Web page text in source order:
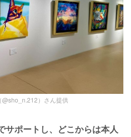
@sho_n.212）さん提供
ポートし、どこからは本人